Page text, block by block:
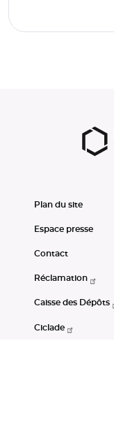
Plan du site
Espace presse
Contact
Réclamation
Caisse des Dépôts
Ciclade